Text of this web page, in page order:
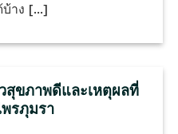
าง [...]
สุขภาพดีและเหตุผลที่
รภุมรา